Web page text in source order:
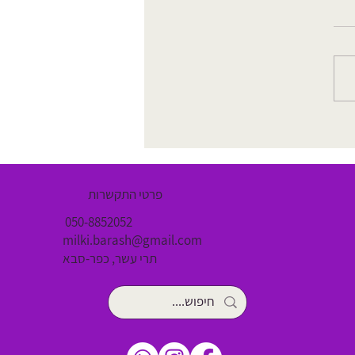
מרתקות על אחד האיברים
פרטי התקשרות
050-8852052
milki.barash@gmail.com
תרי עשר, כפר-סבא